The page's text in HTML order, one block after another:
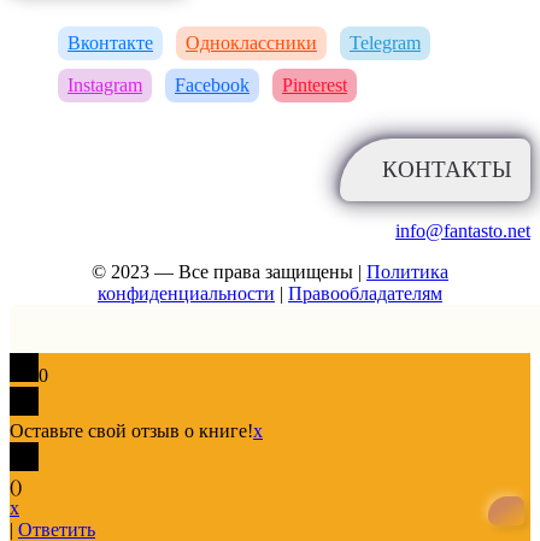
Вконтакте Одноклассники Telegram
Instagram Facebook Pinterest
КОНТАКТЫ
info@fantasto.net
© 2023 — Все права защищены | Политика
конфиденциальности | Правообладателям
0
Оставьте свой отзыв о книге!x
()
x
| Ответить